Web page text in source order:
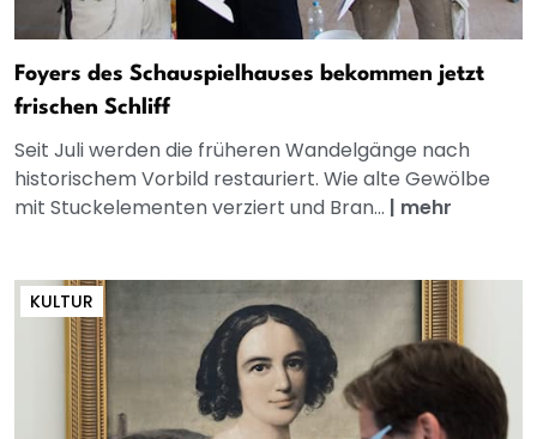
Foyers des Schauspielhauses bekommen jetzt
frischen Schliff
Seit Juli werden die früheren Wandelgänge nach
historischem Vorbild restauriert. Wie alte Gewölbe
mit Stuckelementen verziert und Bran... | mehr
KULTUR